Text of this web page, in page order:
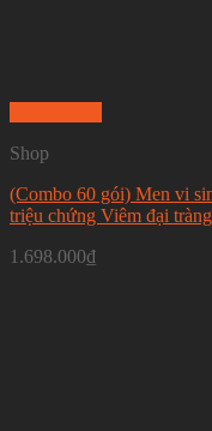
Shop
(Combo 60 gói) Men vi
triệu chứng Viêm đại
1.698.000₫